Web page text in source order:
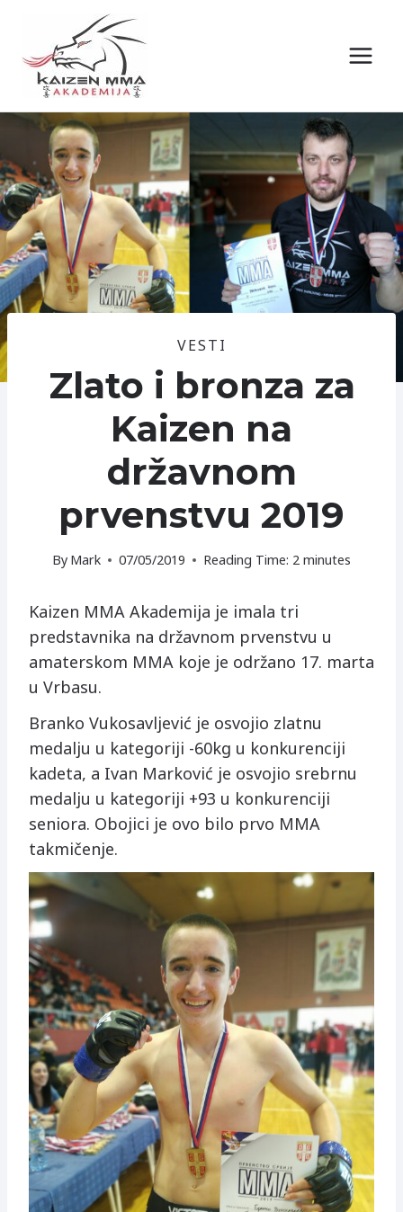
content
VESTI
Zlato i bronza za
Kaizen na
državnom
prvenstvu 2019
By Mark 07/05/2019 Reading Time: 2minutes
Kaizen MMA Akademija je imala tri
predstavnika na državnom prvenstvu u
amaterskom MMA koje je održano 17. marta
u Vrbasu.
Branko Vukosavljević je osvojio zlatnu
medalju u kategoriji -60kg u konkurenciji
kadeta, a Ivan Marković je osvojio srebrnu
medalju u kategoriji +93 u konkurenciji
seniora. Obojici je ovo bilo prvo MMA
takmičenje.